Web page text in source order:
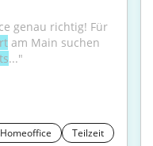
genau richtig! Für
am Main suchen
..."
Homeoffice Teilzeit